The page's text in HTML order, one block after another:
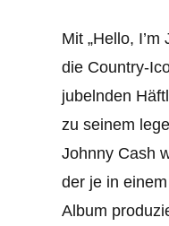
Mit „Hello,
die Country-
jubelnden
zu seinem
Johnny Cash
der je in
Album